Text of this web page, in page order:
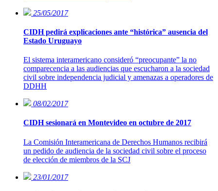
25/05/2017
CIDH pedirá explicaciones ante “histórica” ausencia del
Estado Uruguayo
El sistema interamericano consideró “preocupante” la no
comparecencia a las audiencias que escucharon a la sociedad
civil sobre independencia judicial y amenazas a operadores de
DDHH
08/02/2017
CIDH sesionará en Montevideo en octubre de 2017
La Comisión Interamericana de Derechos Humanos recibirá
un pedido de audiencia de la sociedad civil sobre el proceso
de elección de miembros de la SCJ
23/01/2017